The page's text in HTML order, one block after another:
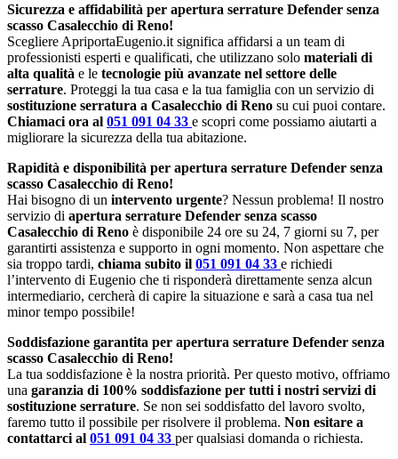
Sicurezza e affidabilità per apertura serrature Defender senza
scasso Casalecchio di Reno!
Scegliere ApriportaEugenio.it significa affidarsi a un team di
professionisti esperti e qualificati, che utilizzano solo materiali di
alta qualità e le tecnologie più avanzate nel settore delle
serrature. Proteggi la tua casa e la tua famiglia con un servizio di
sostituzione serratura a Casalecchio di Reno su cui puoi contare.
Chiamaci ora al 051 091 04 33 e scopri come possiamo aiutarti a
migliorare la sicurezza della tua abitazione.
Rapidità e disponibilità per apertura serrature Defender senza
scasso Casalecchio di Reno!
Hai bisogno di un intervento urgente? Nessun problema! Il nostro
servizio di apertura serrature Defender senza scasso
Casalecchio di Reno è disponibile 24 ore su 24, 7 giorni su 7, per
garantirti assistenza e supporto in ogni momento. Non aspettare che
sia troppo tardi, chiama subito il 051 091 04 33 e richiedi
l’intervento di Eugenio che ti risponderà direttamente senza alcun
intermediario, cercherà di capire la situazione e sarà a casa tua nel
minor tempo possibile!
Soddisfazione garantita per apertura serrature Defender senza
scasso Casalecchio di Reno!
La tua soddisfazione è la nostra priorità. Per questo motivo, offriamo
una garanzia di 100% soddisfazione per tutti i nostri servizi di
sostituzione serrature. Se non sei soddisfatto del lavoro svolto,
faremo tutto il possibile per risolvere il problema. Non esitare a
contattarci al 051 091 04 33 per qualsiasi domanda o richiesta.